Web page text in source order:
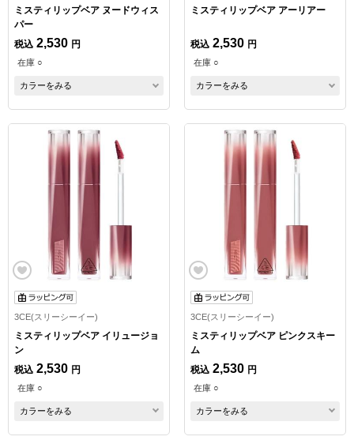
ミスティリップベア ヌードウィス
パー
税込 2,530 円
在庫 ○
カラーをみる
ミスティリップベア アーリアー
税込 2,530 円
在庫 ○
カラーをみる
3CE(スリーシーイー)
ミスティリップベア イリュージョ
ン
税込 2,530 円
在庫 ○
カラーをみる
3CE(スリーシーイー)
ミスティリップベア ピンクスキー
ム
税込 2,530 円
在庫 ○
カラーをみる